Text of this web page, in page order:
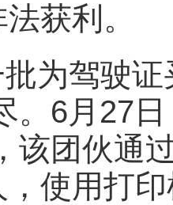
获利。
为驾驶
。6月27
该团伙通
使用打